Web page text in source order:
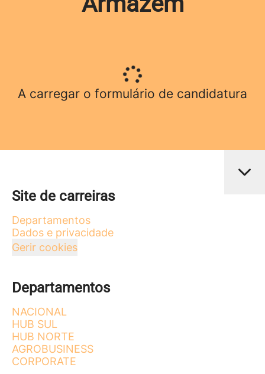
A carregar o formulário de candidatura
Site de carreiras
Departamentos
Dados e privacidade
Gerir cookies
Departamentos
NACIONAL
HUB SUL
HUB NORTE
AGROBUSINESS
CORPORATE